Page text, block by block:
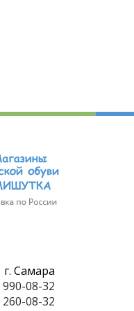
г. Самара
990-08-32
260-08-32